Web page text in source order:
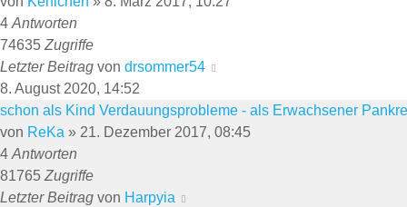
4 Antworten
74635 Zugriffe
Letzter Beitrag von drsommer54
8. August 2020, 14:52
schon als Kind Verdauungsprobleme - als Erwachsener
von ReKa » 21. Dezember 2017, 08:45
4 Antworten
81765 Zugriffe
Letzter Beitrag von Harpyia